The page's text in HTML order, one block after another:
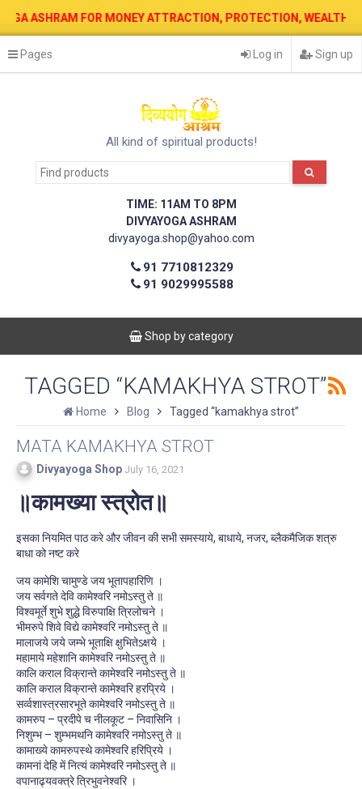
ASHRAM FOR MONEY ATTRACTION, PROTECTION,
Pages Log in Sign up
All kind of spiritual products!
TIME: 11AM TO 8PM
DIVYAYOGA ASHRAM
divyayoga.shop@yahoo.com
91 7710812329
91 9029995588
Shop by category
TAGGED “KAMAKHYA STROT”
Home Blog Tagged “kamakhya strot”
MATA KAMAKHYA STROT
Divyayoga Shop July 16, 2021
॥कामख्या स्त्रोत॥
इसका नियमित पाठ करे और जीवन की सभी समस्याये, बाधाये, नजर, ब्लैकमैजिक शत्रु
बाधा को नष्ट करे
जय कामेशि चामुण्डे जय भूतापहारिणि ।
जय सर्वगते देवि कामेश्वरि नमोऽस्तु ते ॥
विश्वमूर्ते शुभे शुद्धे विरुपाक्षि त्रिलोचने ।
भीमरुपे शिवे विद्ये कामेश्वरि नमोऽस्तु ते ॥
मालाजये जये जम्भे भूताक्षि क्षुभितेऽक्षये ।
महामाये महेशानि कामेश्वरि नमोऽस्तु ते ॥
कालि कराल विक्रान्ते कामेश्वरि नमोऽस्तु ते ॥
कालि कराल विक्रान्ते कामेश्वरि हरप्रिये ।
सर्व्वशास्त्रसारभूते कामेश्वरि नमोऽस्तु ते ॥
कामरुप – प्रदीपे च नीलकूट – निवासिनि ।
निशुम्भ – शुम्भमथनि कामेश्वरि नमोऽस्तु ते ॥
कामाख्ये कामरुपस्थे कामेश्वरि हरिप्रिये ।
कामनां देहि में नित्यं कामेश्वरि नमोऽस्तु ते ॥
वपानाढ्यवक्त्रे त्रिभुवनेश्वरि ।